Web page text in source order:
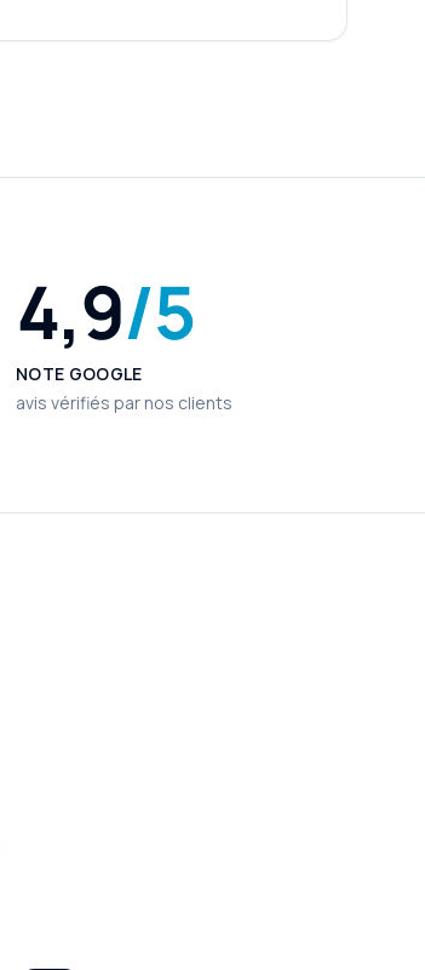
4,9/5
NOTE GOOGLE
avis vérifiés par nos clients